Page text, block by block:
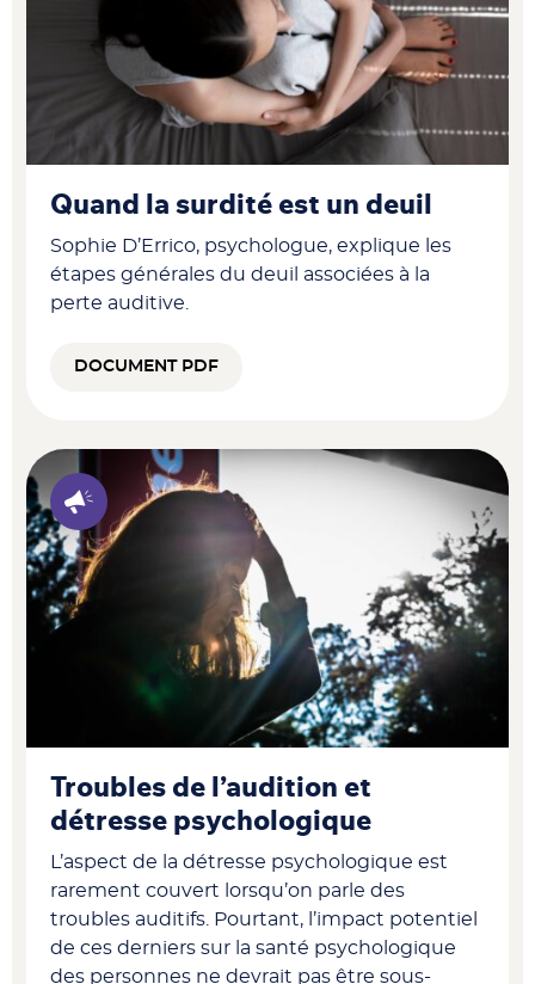
Quand la surdité est un deuil
Sophie D’Errico, psychologue, explique les
étapes générales du deuil associées à la
perte auditive.
DOCUMENT PDF
Troubles de l’audition et
détresse psychologique
L’aspect de la détresse psychologique est
rarement couvert lorsqu’on parle des
troubles auditifs. Pourtant, l’impact potentiel
de ces derniers sur la santé psychologique
des personnes ne devrait pas être sous-